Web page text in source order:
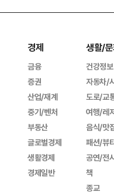
경제
금융
증권
산업/재계
중기/벤처
부동산
글로벌경제
생활경제
경제일반
생활/
건강정보
자동차/
도로/교
여행/레
음식/맛
패션/뷰
공연/전
책
종교